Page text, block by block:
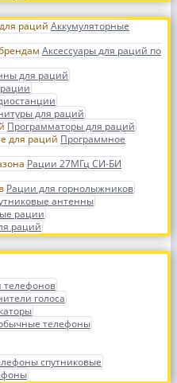
Аккумуляторные
Аксессуары для раций по
для раций
для раций
Программаторы для раций
Программное
Рации 27МГц СИ-БИ
Рации для горнолыжников
антенны
рации
раций
телефонов
голоса
телефоны
спутниковые